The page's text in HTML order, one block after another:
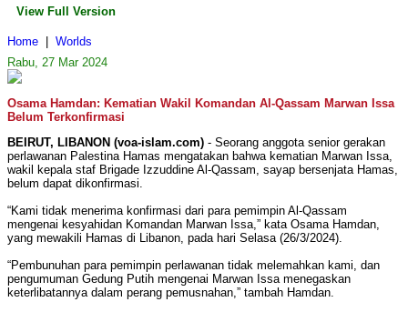
View Full Version
Home
Worlds
Rabu, 27 Mar 2024
Osama Hamdan: Kematian Wakil Komandan Al-Qassam Marwan Issa
Belum Terkonfirmasi
BEIRUT, LIBANON (voa-islam.com) - Seorang anggota senior gerakan
perlawanan Palestina Hamas mengatakan bahwa kematian Marwan Issa,
wakil kepala staf Brigade Izzuddine Al-Qassam, sayap bersenjata Hamas,
belum dapat dikonfirmasi.
“Kami tidak menerima konfirmasi dari para pemimpin Al-Qassam
mengenai kesyahidan Komandan Marwan Issa,” kata Osama Hamdan,
yang mewakili Hamas di Libanon, pada hari Selasa (26/3/2024).
“Pembunuhan para pemimpin perlawanan tidak melemahkan kami, dan
pengumuman Gedung Putih mengenai Marwan Issa menegaskan
keterlibatannya dalam perang pemusnahan,” tambah Hamdan.